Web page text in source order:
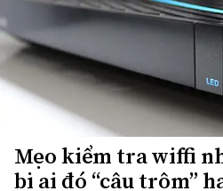
Mẹo kiểm tra wiffi
bị ai đó “câu trộm”